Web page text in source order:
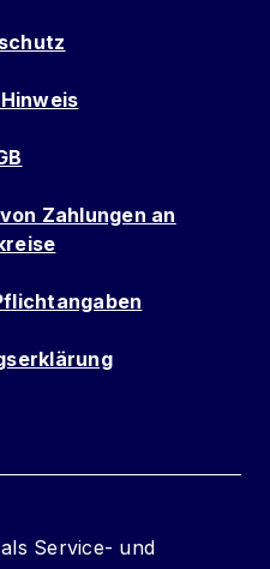
Zahlungen an
Service- und